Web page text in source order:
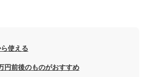
使える
円前後のものがおすすめ